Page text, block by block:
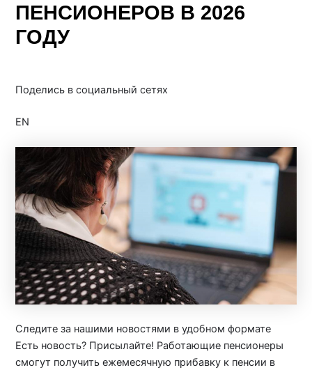
ПЕНСИОНЕРОВ В 2026
ГОДУ
Поделись в социальный сетях
EN
Следите за нашими новостями в удобном формате
Есть новость? Присылайте! Работающие пенсионеры
смогут получить ежемесячную прибавку к пенсии в